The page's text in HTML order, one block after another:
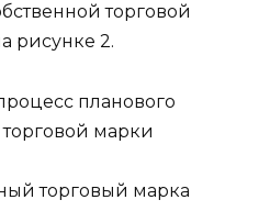
торговой
рисунке 2.
планового
марки
торговый марка